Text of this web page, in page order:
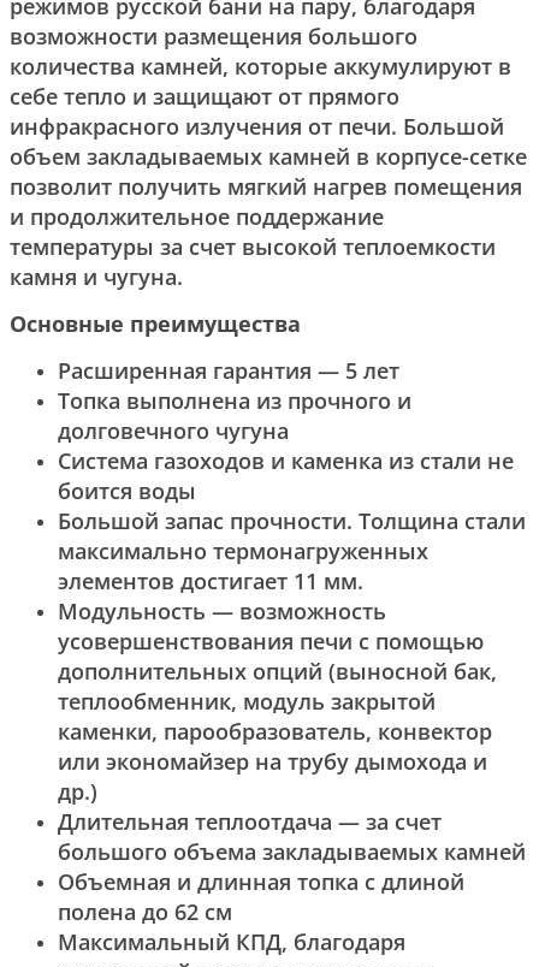
режимов русской бани на пару, благодаря
возможности размещения большого
количества камней, которые аккумулируют в
себе тепло и защищают от прямого
инфракрасного излучения от печи. Большой
объем закладываемых камней в корпусе-сетке
позволит получить мягкий нагрев помещения
и продолжительное поддержание
температуры за счет высокой теплоемкости
камня и чугуна.
Основные преимущества
Расширенная гарантия — 5 лет
Топка выполнена из прочного и
долговечного чугуна
Система газоходов и каменка из стали не
боится воды
Большой запас прочности. Толщина стали
максимально термонагруженных
элементов достигает 11 мм.
Модульность — возможность
усовершенствования печи с помощью
дополнительных опций (выносной бак,
теплообменник, модуль закрытой
каменки, парообразователь, конвектор
или экономайзер на трубу дымохода и
др.)
Длительная теплоотдача — за счет
большого объема закладываемых камней
Объемная и длинная топка с длиной
полена до 62 см
Максимальный КПД, благодаря